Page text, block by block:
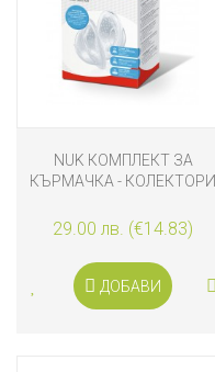
NUK КОМПЛЕКТ ЗА
КЪРМАЧКА - КОЛЕКТОРИ
29.00 лв. (€14.83)
ДОБАВИ